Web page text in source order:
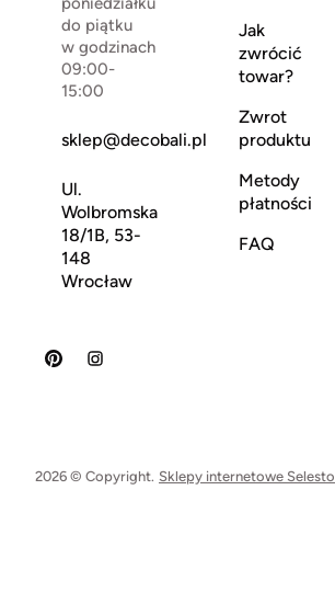
do piątku
w godzinach
09:00-
15:00
sklep@decobali.pl
Ul.
Wolbromska
18/1B, 53-
148
Wrocław
Jak
zwrócić
towar?
Zwrot
produktu
Metody
płatności
FAQ
2026 © Copyright. Sklepy internetowe Selesto